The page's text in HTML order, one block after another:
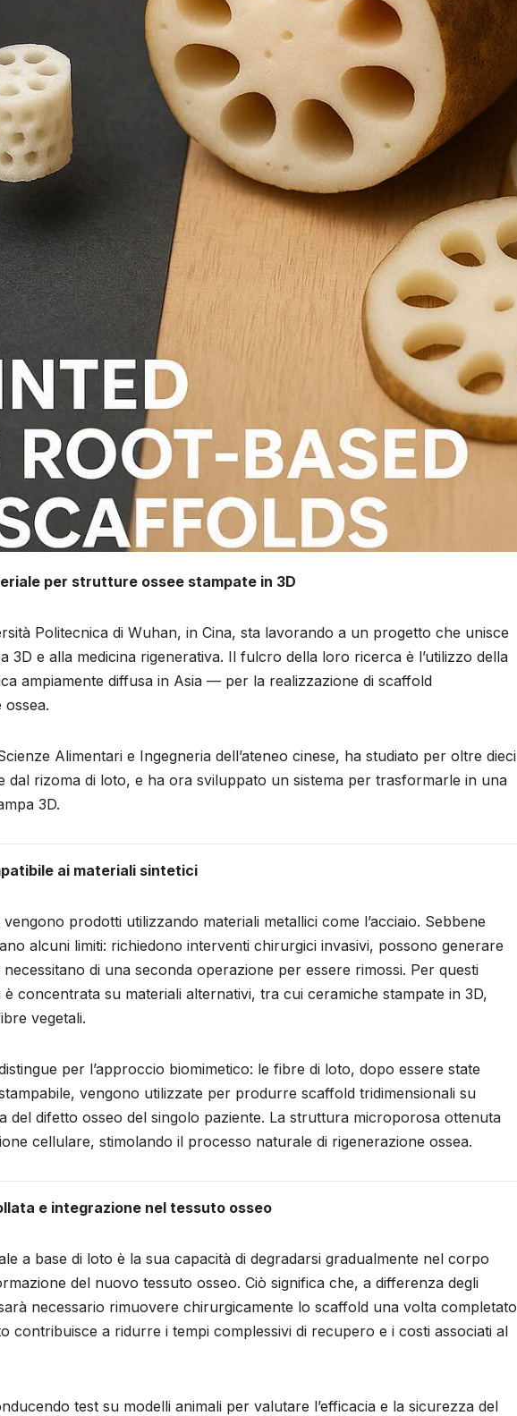
per strutture ossee stampate in 3D
Politecnica di Wuhan, in Cina, sta lavorando a un progetto che unisce
3D e alla medicina rigenerativa. Il fulcro della loro ricerca è l’utilizzo della
ampiamente diffusa in Asia — per la realizzazione di scaffold
Alimentari e Ingegneria dell’ateneo cinese, ha studiato per oltre dieci
dal rizoma di loto, e ha ora sviluppato un sistema per trasformarle in una
3D.
ai materiali sintetici
prodotti utilizzando materiali metallici come l’acciaio. Sebbene
alcuni limiti: richiedono interventi chirurgici invasivi, possono generare
di una seconda operazione per essere rimossi. Per questi
concentrata su materiali alternativi, tra cui ceramiche stampate in 3D,
vegetali.
per l’approccio biomimetico: le fibre di loto, dopo essere state
vengono utilizzate per produrre scaffold tridimensionali su
del difetto osseo del singolo paziente. La struttura microporosa ottenuta
cellulare, stimolando il processo naturale di rigenerazione ossea.
e integrazione nel tessuto osseo
a base di loto è la sua capacità di degradarsi gradualmente nel corpo
del nuovo tessuto osseo. Ciò significa che, a differenza degli
necessario rimuovere chirurgicamente lo scaffold una volta completato
contribuisce a ridurre i tempi complessivi di recupero e i costi associati al
test su modelli animali per valutare l’efficacia e la sicurezza del